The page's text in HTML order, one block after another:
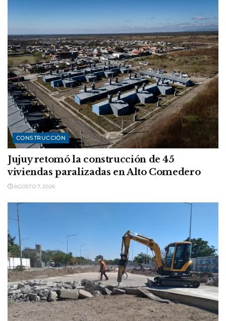
CONSTRUCCIÓN
Jujuy retomó la construcción de 45
viviendas paralizadas en Alto Comedero
AGOSTO 7, 2026